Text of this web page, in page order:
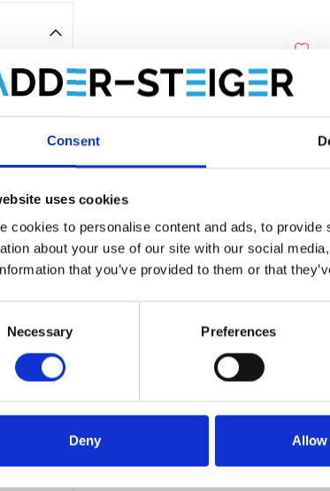
Consent
uses cookies
cookies to personalise content and ads, to
about your use of our site with our social
that you’ve provided to them or that
Necessary Preferences
Deny Allow
Gerüstlift Arbeitshöhe 14,20 m
€2.542,76 Exkl. MwSt